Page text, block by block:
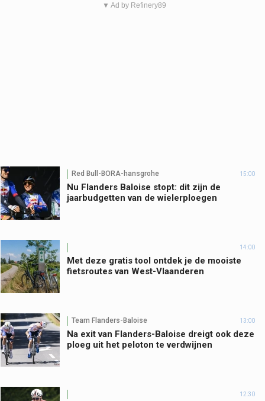
▼ Ad by Refinery89
Red Bull-BORA-hansgrohe 15:00
Nu Flanders Baloise stopt: dit zijn de
jaarbudgetten van de wielerploegen
14:00
Met deze gratis tool ontdek je de mooiste
fietsroutes van West-Vlaanderen
Team Flanders-Baloise 13:00
Na exit van Flanders-Baloise dreigt ook deze
ploeg uit het peloton te verdwijnen
12:30